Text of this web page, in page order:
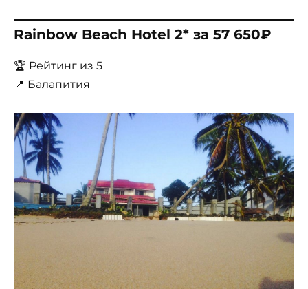
Rainbow Beach Hotel 2* за 57 650₽
🏆 Рейтинг из 5
📍 Балапития